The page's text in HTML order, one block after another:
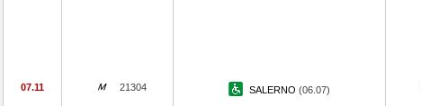
07.11 21304 SALERNO (06.07)